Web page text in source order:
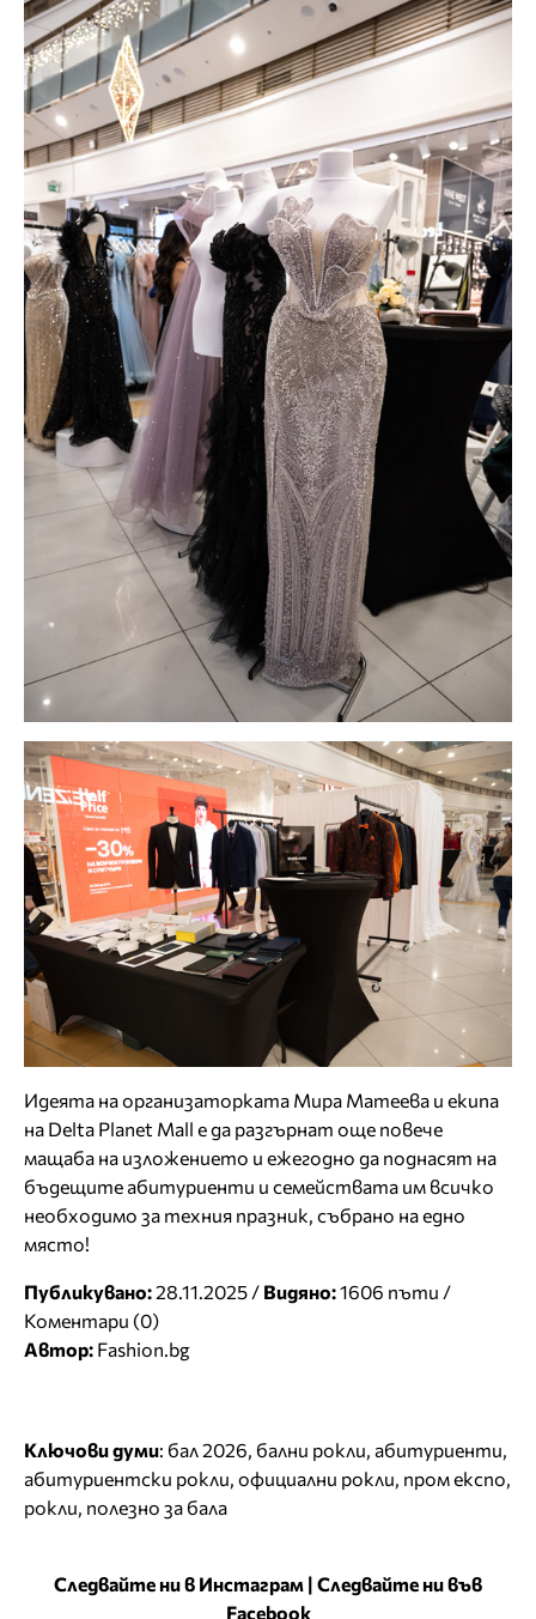
Идеята на организаторката Мира Матеева и екипа
на Delta Planet Mall е да разгърнат още повече
мащаба на изложението и ежегодно да поднасят на
бъдещите абитуриенти и семействата им всичко
необходимо за техния празник, събрано на едно
място!
Публикувано:28.11.2025 / Видяно:1606 пъти /
Коментари (0)
Автор: Fashion.bg
Ключови думи: бал 2026 бални рокли абитуриенти
абитуриентски рокли официални рокли пром експо
рокли полезно за бала
Следвайте ни в Инстаграм | Следвайте ни във
Facebook